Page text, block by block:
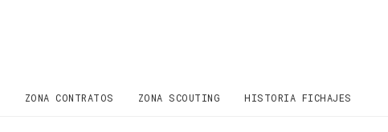
ZONA CONTRATOS ZONA SCOUTING HISTORIA FICHAJES